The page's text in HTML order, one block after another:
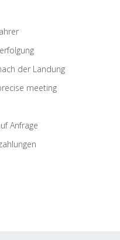
der Landung
meeting
Anfrage